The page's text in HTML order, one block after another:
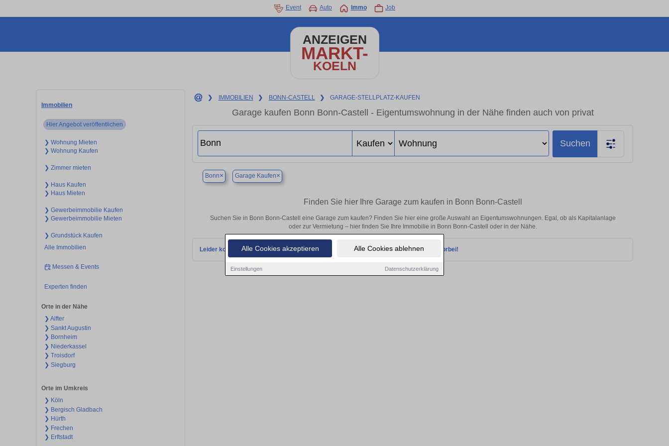
Alle Cookies akzeptieren Alle Cookies ablehnen
Einstellungen Datenschutzerklärung
Event Auto Immo Job
ANZEIGEN
MARKT-
KOELN
Immobilien
Hier Angebot veröffentlichen
❯ Wohnung Mieten
❯ Wohnung Kaufen
❯ Zimmer mieten
❯ Haus Kaufen
❯ Haus Mieten
❯ Gewerbeimmobilie Kaufen
❯ Gewerbeimmobilie Mieten
❯ Grundstück Kaufen
Alle Immobilien
Messen & Events
Experten finden
Orte in der Nähe
❯ Alfter
❯ Sankt Augustin
❯ Bornheim
❯ Niederkassel
❯ Troisdorf
❯ Siegburg
Orte im Umkreis
❯ Köln
❯ Bergisch Gladbach
❯ Hürth
❯ Frechen
❯ Erftstadt
❯ IMMOBILIEN ❯ BONN-CASTELL ❯ GARAGE-STELLPLATZ-KAUFEN
Garage kaufen Bonn Bonn-Castell - Eigentumswohnung in der Nähe finden auch von privat
Suchen
Bonn× Garage Kaufen×
Finden Sie hier Ihre Garage zum kaufen in Bonn Bonn-Castell
Suchen Sie in Bonn Bonn-Castell eine Garage zum kaufen? Finden Sie hier eine große Auswahl an Eigentumswohnungen. Egal, ob als Kapitalanlage
oder zur Vermietung – hier finden Sie Ihre Immobilie in Bonn Bonn-Castell oder in der Nähe.
Leider konnten wir derzeit keine passenden Objekte finden. Schauen Sie bald wieder vorbei!